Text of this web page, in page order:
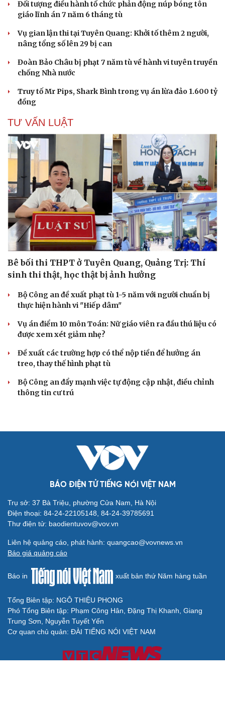
Cải chính
Đối tượng điều hành tổ chức phản động núp bóng tôn
giáo lĩnh án 7 năm 6 tháng tù
Vụ gian lận thi tại Tuyên Quang: Khởi tố thêm 2 người,
nâng tổng số lên 29 bị can
Đoàn Bảo Châu bị phạt 7 năm tù về hành vi tuyên truyền
chống Nhà nước
Truy tố Mr Pips, Shark Bình trong vụ án lừa đảo 1.600 tỷ
đồng
TƯ VẤN LUẬT
Bê bối thi THPT ở Tuyên Quang, Quảng Trị: Thí
sinh thi thật, học thật bị ảnh hưởng
Bộ Công an đề xuất phạt tù 1-5 năm với người chuẩn bị
thực hiện hành vi "Hiếp dâm"
Vụ án điểm 10 môn Toán: Nữ giáo viên ra đầu thú liệu có
được xem xét giảm nhẹ?
Đề xuất các trường hợp có thể nộp tiền để hưởng án
treo, thay thế hình phạt tù
Bộ Công an đẩy mạnh việc tự động cập nhật, điều chỉnh
thông tin cư trú
BÁO ĐIỆN TỬ TIẾNG NÓI VIỆT NAM
Trụ sở: 37 Bà Triệu, phường Cửa Nam, Hà Nội
Điện thoại: 84-24-22105148, 84-24-39785691
Thư điện tử: baodientuvov@vov.vn
Liên hệ quảng cáo, phát hành: quangcao@vovnews.vn
Báo giá quảng cáo
Báo in xuất bản thứ Năm hàng tuần
Tổng Biên tập: NGÔ THIỆU PHONG
Phó Tổng Biên tập: Phạm Công Hân, Đặng Thị Khanh, Giang
Trung Sơn, Nguyễn Tuyết Yến
Cơ quan chủ quản: ĐÀI TIẾNG NÓI VIỆT NAM